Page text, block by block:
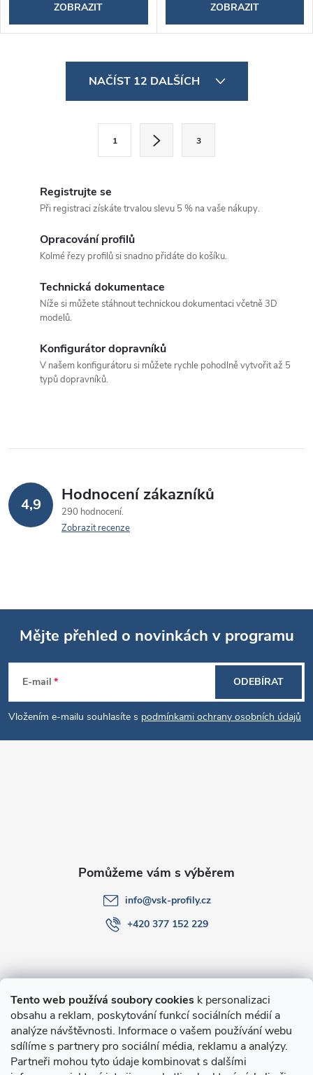
Tento web používá soubory cookies k personalizaci
obsahu a reklam, poskytování funkcí sociálních médií a
analýze návštěvnosti. Informace o vašem používání webu
sdílíme s partnery pro sociální média, reklamu a analýzy.
Partneři mohou tyto údaje kombinovat s dalšími
ZOBRAZIT ZOBRAZIT
p
s
u
NAČÍST 12 DALŠÍCH
1 3
Registrujte se
Při registraci získáte trvalou slevu 5 % na vaše nákupy.
Opracování profilů
Kolmé řezy profilů si snadno přidáte do košíku.
Technická dokumentace
Níže si můžete stáhnout technickou dokumentaci včetně 3D
modelů.
Konfigurátor dopravníků
V našem konfigurátoru si můžete rychle pohodlně vytvořit až 5
typů dopravníků.
4,9 Hodnocení zákazníků
290 hodnocení
Zobrazit recenze
Z
á
p
Mějte přehled o novinkách v programu
E-mail
Vložením e-mailu souhlasíte s podmínkami ochrany osobních údajů
ODEBÍRAT
O nákupu
Novinky v programu Alusic
info@vsk-profily.cz
+420 377 152 229